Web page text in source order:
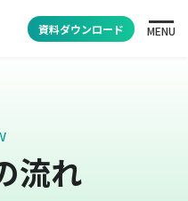
資料ダウンロード MENU
流れ